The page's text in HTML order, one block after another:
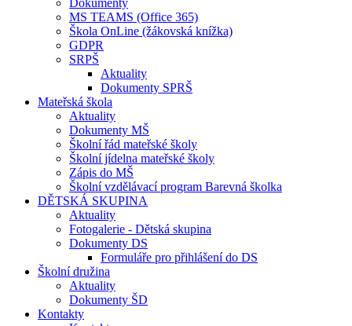
Dokumenty
MS TEAMS (Office 365)
Škola OnLine (žákovská knížka)
GDPR
SRPŠ
Aktuality
Dokumenty SPRŠ
Mateřská škola
Aktuality
Dokumenty MŠ
Školní řád mateřské školy
Školní jídelna mateřské školy
Zápis do MŠ
Školní vzdělávací program Barevná školka
DĚTSKÁ SKUPINA
Aktuality
Fotogalerie - Dětská skupina
Dokumenty DS
Formuláře pro přihlášení do DS
Školní družina
Aktuality
Dokumenty ŠD
Kontakty